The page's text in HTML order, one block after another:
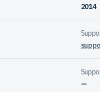
2014
—